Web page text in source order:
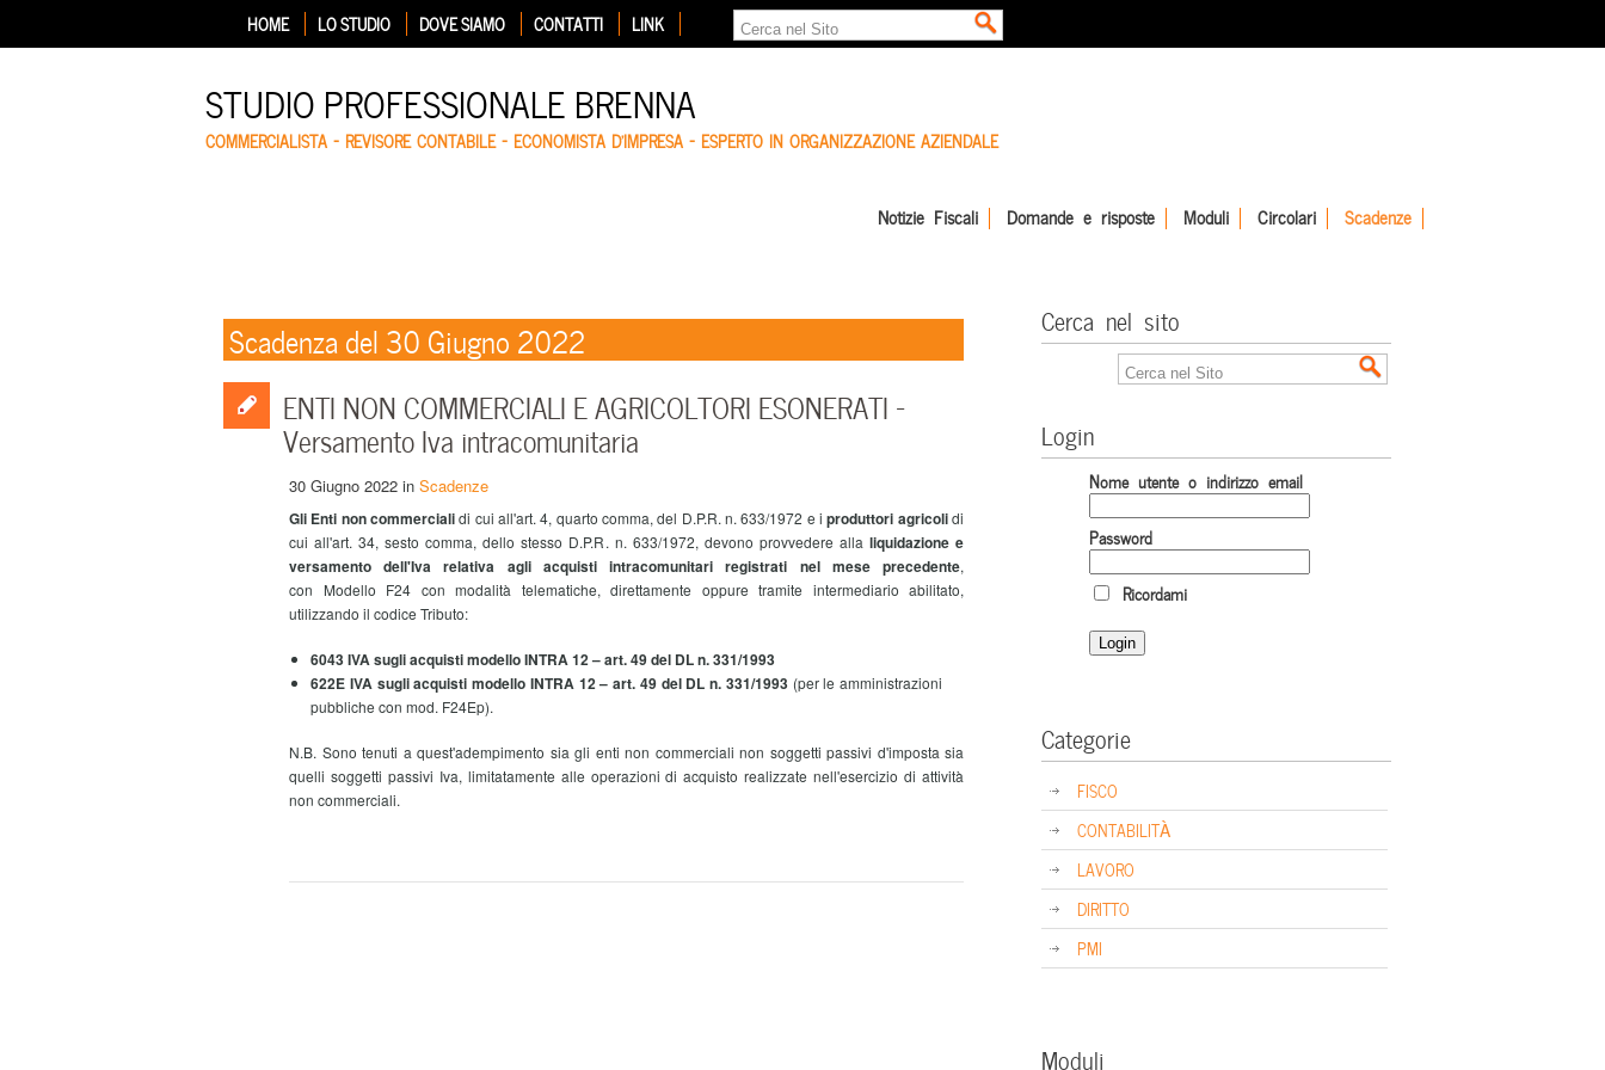
HOME LO STUDIO DOVE SIAMO CONTATTI LINK
STUDIO PROFESSIONALE BRENNA
COMMERCIALISTA – REVISORE CONTABILE – ECONOMISTA D'IMPRESA – ESPERTO IN ORGANIZZAZIONE AZIENDALE
Notizie Fiscali Domande e risposte Moduli Circolari Scadenze
Scadenza del 30 Giugno 2022
ENTI NON COMMERCIALI E AGRICOLTORI ESONERATI –
Versamento Iva intracomunitaria
30 Giugno 2022 in Scadenze
Gli Enti non commercialidi cui all'art. 4, quarto comma, del D.P.R. n. 633/1972 e iproduttori agricolidi
cui all'art. 34, sesto comma, dello stesso D.P.R. n. 633/1972, devono provvedere alla liquidazione e
versamento dell'Iva relativa agli acquisti intracomunitari registrati nel mese precedente,
con
Modello F24 con modalità telematiche, direttamente oppure tramite intermediario abilitato,
utilizzando il codice Tributo:
6043 IVA sugli acquisti modello INTRA 12 – art. 49 del DL n. 331/1993
622E IVA sugli acquisti modello INTRA 12 – art. 49 del DL n. 331/1993 (per le amministrazioni
pubbliche con mod. F24Ep).
N.B. Sono tenuti a quest'adempimento sia gli enti non commerciali non soggetti passivi d'imposta sia
quelli soggetti passivi Iva, limitatamente alle operazioni di acquisto realizzate nell'esercizio di attività
non commerciali.
Cerca nel sito
Login
Nome utente o indirizzo email
Password
Ricordami
Categorie
FISCO
CONTABILITÀ
LAVORO
DIRITTO
PMI
Moduli